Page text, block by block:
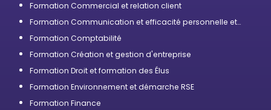
Formation Commercial et relation client
Formation Communication et efficacité personnelle et
Formation Comptabilité
Formation Création et gestion d'entreprise
Formation Droit et formation des Élus
Formation Environnement et démarche RSE
Formation Finance